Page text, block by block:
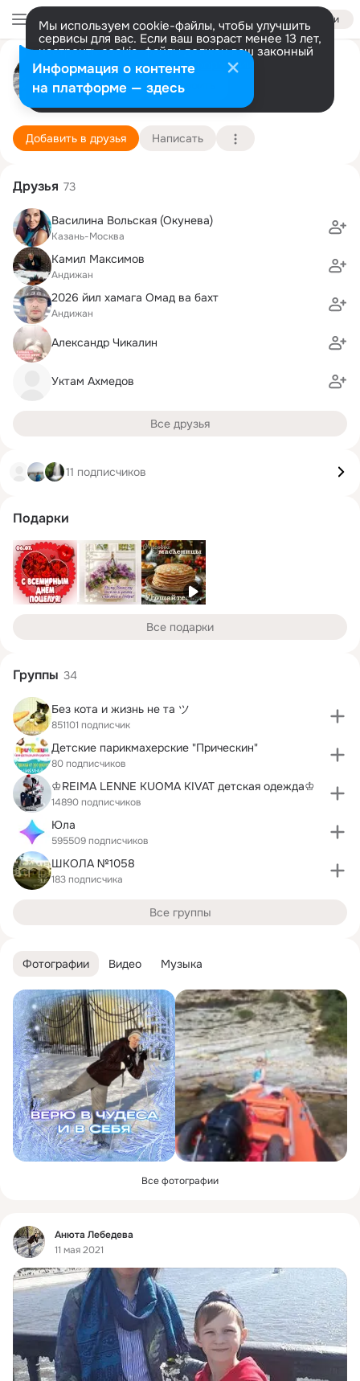
Войти
Мы используем cookie-файлы, чтобы улучшить
сервисы для вас. Если ваш возраст менее 13 лет,
настроить cookie-файлы должен ваш законный
представитель. Больше информации
Разрешить все Настроить
Анюта Лебедева
Москва
25 октября (51 год)
1058 школа (с гимназическими классами)
Подробнее
Добавить в друзья Написать
Фотографии Видео Музыка
Все фотографии
Фид
Анюта Лебедева
11 мая 2021
Друзья 73
Василина Вольская (Окунева)
Казань-Москва
Камил Максимов
Андижан
2026 йил хамага Омад ва бахт
Андижан
Александр Чикалин
Уктам Ахмедов
Все друзья
11 подписчиков
Подарки
Все подарки
Группы 34
Без кота и жизнь не та ツ
851101 подписчик
Детские парикмахерские "Прическин"
80 подписчиков
♔REIMA LENNE KUOMA KIVAT детская одежда♔
14890 подписчиков
Юла
595509 подписчиков
ШКОЛА №1058
183 подписчика
Все группы
Информация о контенте
на платформе — здесь